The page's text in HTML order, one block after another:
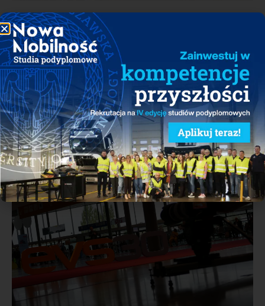
INFORMACJA
PSPA: Drugi dzień Electric Vehicle
Symposium & Exhibition
w Stuttgarcie
10/10/2017
Udostępnij: